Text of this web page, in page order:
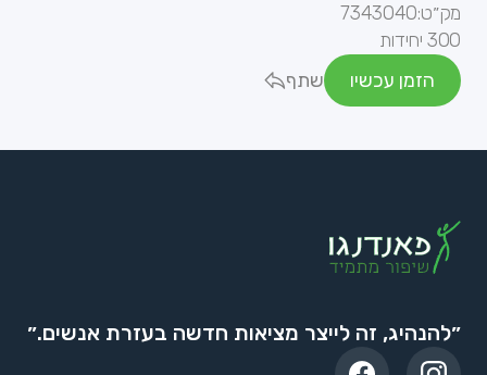
מק״ט:7343040
300 יחידות
הזמן עכשיו
שתף
״להנהיג, זה לייצר מציאות חדשה בעזרת אנשים.״